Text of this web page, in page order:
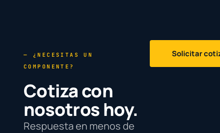
— ¿NECESITAS UN
COMPONENTE?
Cotiza con
nosotros hoy.
Respuesta en menos de
Solicitar